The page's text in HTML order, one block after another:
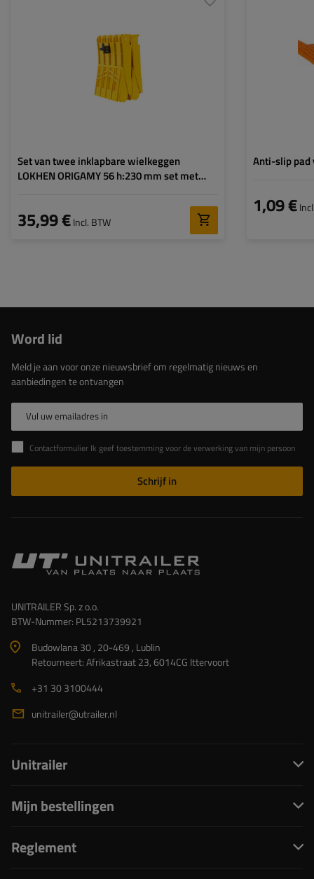
Set van twee inklapbare wielkeggen
LOKHEN ORIGAMY 56 h:230 mm set met
35,99 €Incl. BTW
Aanhangwagens
vrachtvoertuigen
Bouwmachines
Landbouwmachines
472 mm
199 mm
Anti-slip pad
1,09 €
Word lid
Meld je aan voor onze nieuwsbrief om regelmatig nieuws en
aanbiedingen te ontvangen
Vul uw emailadres in
Contactformulier Ik geef toestemming voor de verwerking van mijn persoonlijke gegevens in het contactformulier in overeenstemming met de Verordening van het Europees Parlement en de Raad (EU)
Schrijf in
UNITRAILER Sp. z o.o.
BTW-Nummer: PL5213739921
Budowlana 30 , 20-469 , Lublin
Retourneert: Afrikastraat 23, 6014CG Ittervoort
+31 30 3100444
unitrailer@utrailer.nl
Unitrailer
Mijn bestellingen
Reglement